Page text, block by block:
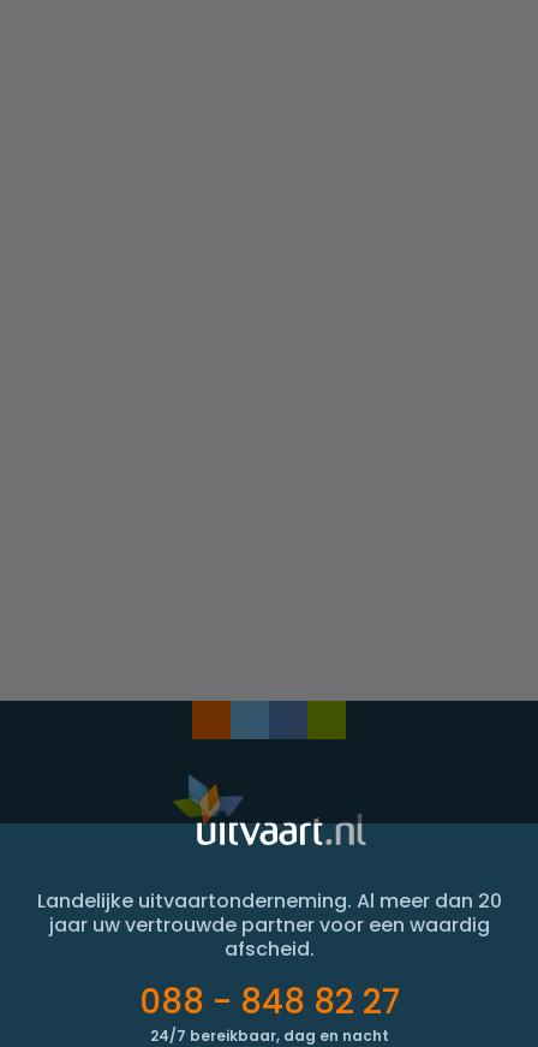
Landelijke uitvaartonderneming. Al meer dan 20
jaar uw vertrouwde partner voor een waardig
afscheid.
088 - 848 82 27
24/7 bereikbaar, dag en nacht